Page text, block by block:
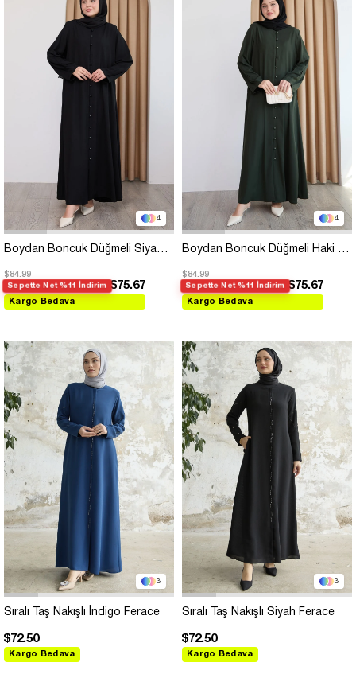
4
Boydan Boncuk Düğmeli Siyah Ferace
$84.99
Sepette Net %11 İndirim $75.67
Kargo Bedava
4
Boydan Boncuk Düğmeli Haki Ferace
$84.99
Sepette Net %11 İndirim $75.67
Kargo Bedava
3
Sıralı Taş Nakışlı İndigo Ferace
$72.50
Kargo Bedava
3
Sıralı Taş Nakışlı Siyah Ferace
$72.50
Kargo Bedava